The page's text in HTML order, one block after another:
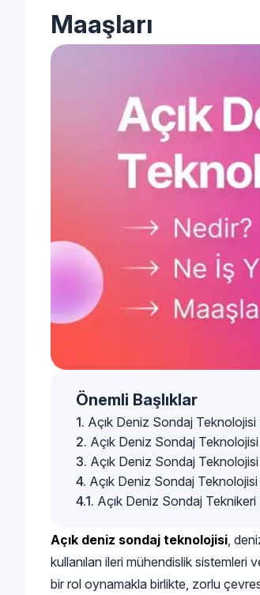
Maaşları
Önemli Başlıklar
Açık Deniz Sondaj Teknolojisi
Açık Deniz Sondaj
Açık Deniz Sondaj
Açık Deniz Sondaj Teknolojisi
Açık Deniz Sondaj Teknikeri
Açık deniz sondaj teknolojisi ,
kullanılan ileri mühendislik sistemleri
bir rol oynamakla birlikte, zorlu